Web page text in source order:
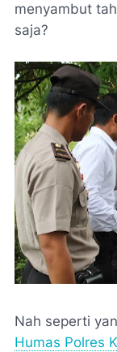
menyambut
saja?
Nah seperti
Humas Polres